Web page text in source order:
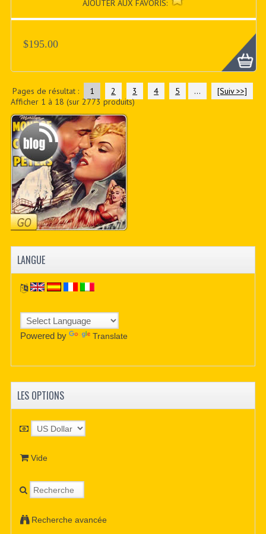
AJOUTER AUX FAVORIS:
$195.00
Pages de résultat : 1 2 3 4 5 ...
[Suiv >>]
Afficher 1 à 18 (sur 2773 produits)
LANGUE
Powered by Translate
LES OPTIONS
Vide
Recherche avancée